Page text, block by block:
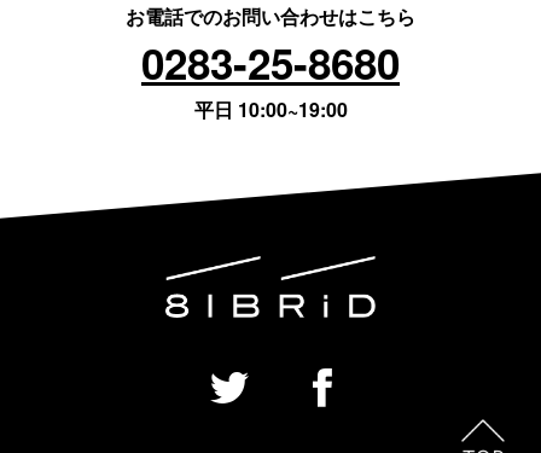
お電話でのお問い合わせはこちら
0283-25-8680
平日 10:00~19:00